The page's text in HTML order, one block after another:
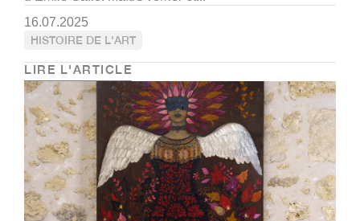
16.07.2025
HISTOIRE DE L'ART
LIRE L'ARTICLE